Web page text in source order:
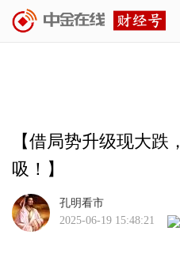
【借局势升级现大跌
吸！】
孔明看市
2025-06-19 15:48:21